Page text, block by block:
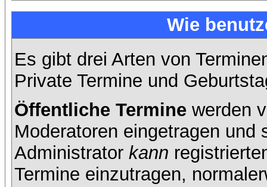
Wie
Es gibt drei Arten von
Private Termine und
Öffentliche Termine werden
Moderatoren eingetragen und
Administrator kann
Termine einzutragen,